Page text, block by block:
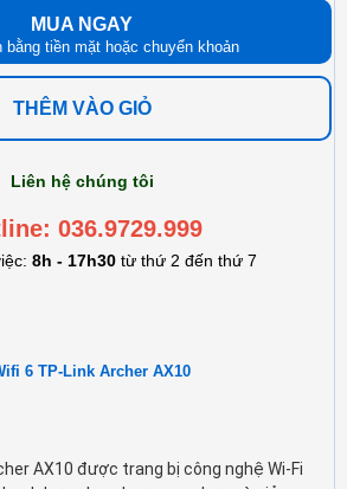
MUA NGAY
bằng tiền mặt hoặc chuyển khoản
THÊM VÀO GIỎ
Liên hệ chúng tôi
036.9729.999
8h - 17h30từ thứ 2 đến thứ 7
6 TP-Link Archer AX10
AX10 được trang bị công nghệ Wi-Fi